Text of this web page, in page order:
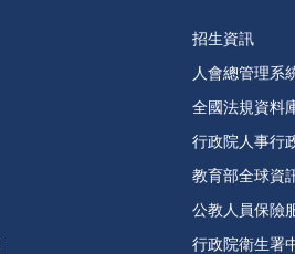
招生資訊
人會總管理系
全國法規資料
行政院人事行
教育部全球資
公教人員保險
行政院衛生署